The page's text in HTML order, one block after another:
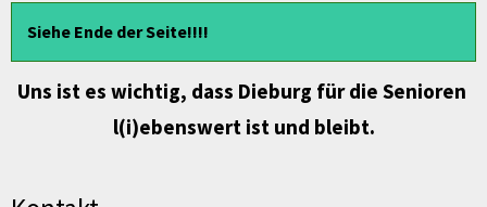
Siehe Ende der Seite!!!!
Uns ist es wichtig, dass Dieburg für die Senioren
l(i)ebenswert ist und bleibt.